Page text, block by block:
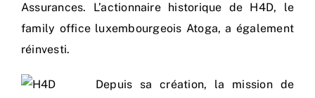
Assurances. L’actionnaire historique de H4D, le
family office luxembourgeois Atoga, a également
réinvesti.
Depuis sa création, la mission de